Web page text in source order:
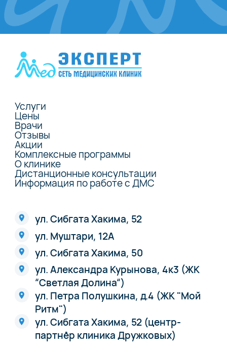
Услуги
Цены
Врачи
Отзывы
Акции
Комплексные программы
О клинике
Дистанционные консультации
Информация по работе с ДМС
ул. Сибгата Хакима, 52
ул. Муштари, 12А
ул. Сибгата Хакима, 50
ул. Александра Курынова, 4к3 (ЖК
“Светлая Долина“)
ул. Петра Полушкина, д.4 (ЖК "Мой
Ритм")
ул. Сибгата Хакима, 52 (центр-
партнёр клиника Дружковых)